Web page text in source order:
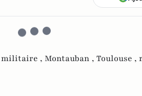
militaire , Montauban , Toulouse ,